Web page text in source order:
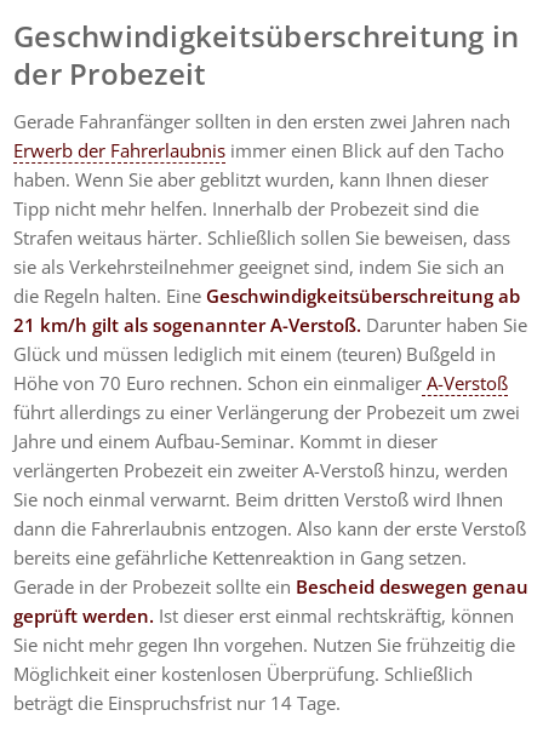
Geschwindigkeitsüberschreitung in
der Probezeit
Gerade Fahranfänger sollten in den ersten zwei Jahren nach
Erwerb der Fahrerlaubnis immer einen Blick auf den Tacho
haben. Wenn Sie aber geblitzt wurden, kann Ihnen dieser
Tipp nicht mehr helfen. Innerhalb der Probezeit sind die
Strafen weitaus härter. Schließlich sollen Sie beweisen, dass
sie als Verkehrsteilnehmer geeignet sind, indem Sie sich an
die Regeln halten. Eine Geschwindigkeitsüberschreitung ab
21 km/h gilt als sogenannter A-Verstoß. Darunter haben Sie
Glück und müssen lediglich mit einem (teuren) Bußgeld in
Höhe von 70 Euro rechnen. Schon ein einmaliger A-Verstoß
führt allerdings zu einer Verlängerung der Probezeit um zwei
Jahre und einem Aufbau-Seminar. Kommt in dieser
verlängerten Probezeit ein zweiter A-Verstoß hinzu, werden
Sie noch einmal verwarnt. Beim dritten Verstoß wird Ihnen
dann die Fahrerlaubnis entzogen. Also kann der erste Verstoß
bereits eine gefährliche Kettenreaktion in Gang setzen.
Gerade in der Probezeit sollte ein Bescheid deswegen genau
geprüft werden. Ist dieser erst einmal rechtskräftig, können
Sie nicht mehr gegen Ihn vorgehen. Nutzen Sie frühzeitig die
Möglichkeit einer kostenlosen Überprüfung. Schließlich
beträgt die Einspruchsfrist nur 14 Tage.